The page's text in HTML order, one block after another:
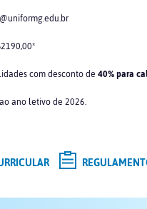
com desconto de40% para
ano letivo de 2026.